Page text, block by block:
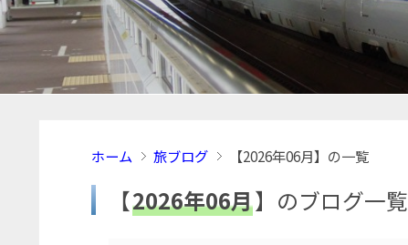
ホーム 旅ブログ 【2026年06月】の一覧
【2026年06月】のブログ一覧